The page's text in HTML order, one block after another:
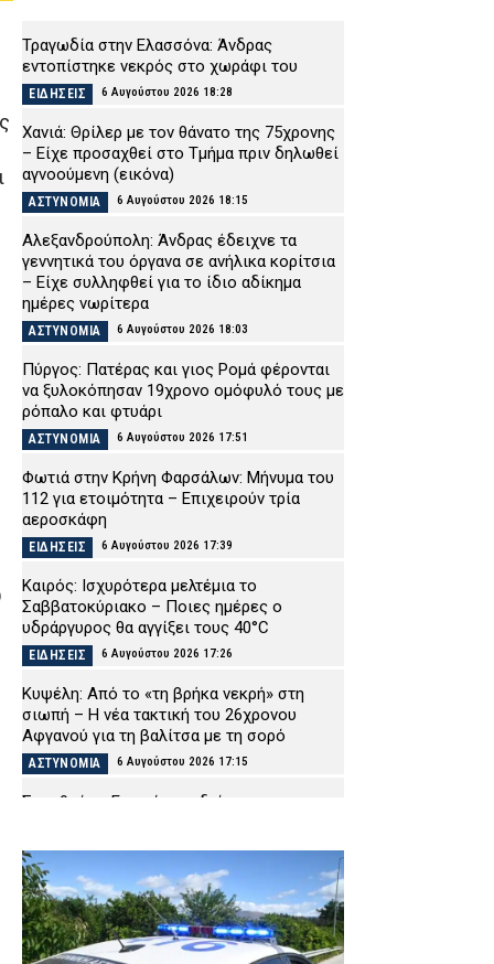
Τραγωδία στην Ελασσόνα: Άνδρας
εντοπίστηκε νεκρός στο χωράφι του
ΕΙΔΗΣΕΙΣ 6 Αυγούστου 2026 18:28
Χανιά: Θρίλερ με τον θάνατο της 75χρονης
– Είχε προσαχθεί στο Τμήμα πριν δηλωθεί
αγνοούμενη (εικόνα)
ΑΣΤΥΝΟΜΙΑ 6 Αυγούστου 2026 18:15
Αλεξανδρούπολη: Άνδρας έδειχνε τα
γεννητικά του όργανα σε ανήλικα κορίτσια
– Είχε συλληφθεί για το ίδιο αδίκημα
ημέρες νωρίτερα
ΑΣΤΥΝΟΜΙΑ 6 Αυγούστου 2026 18:03
Πύργος: Πατέρας και γιος Ρομά φέρονται
να ξυλοκόπησαν 19χρονο ομόφυλό τους με
ρόπαλο και φτυάρι
ΑΣΤΥΝΟΜΙΑ 6 Αυγούστου 2026 17:51
Φωτιά στην Κρήνη Φαρσάλων: Μήνυμα του
112 για ετοιμότητα – Επιχειρούν τρία
αεροσκάφη
ΕΙΔΗΣΕΙΣ 6 Αυγούστου 2026 17:39
Καιρός: Ισχυρότερα μελτέμια το
Σαββατοκύριακο – Ποιες ημέρες ο
υδράργυρος θα αγγίξει τους 40°C
ΕΙΔΗΣΕΙΣ 6 Αυγούστου 2026 17:26
Κυψέλη: Από το «τη βρήκα νεκρή» στη
σιωπή – Η νέα τακτική του 26χρονου
Αφγανού για τη βαλίτσα με τη σορό
ΑΣΤΥΝΟΜΙΑ 6 Αυγούστου 2026 17:15
Σαμοθράκη: Επιχείρηση διάσωσης
ΕΙΔΗΣΕΙΣ 6 Αυγούστου 2026 17:02
Χαλκιδική: Πυροσβέστες έσβησαν μέσα σε
15 λεπτά φωτιά στο Πόρτο Καρράς
ΕΙΔΗΣΕΙΣ 6 Αυγούστου 2026 16:50